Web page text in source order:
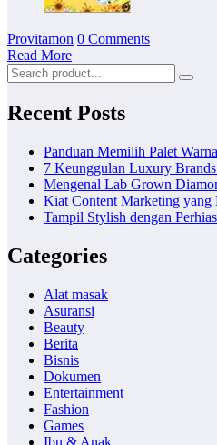
Provitamon 0 Comments
Read More
Recent Posts
Panduan Memilih Palet
7 Keunggulan Luxury
Mengenal Lab Grown
Kiat Content Marketing
Tampil Stylish dengan
Categories
Alat masak
Asuransi
Beauty
Berita
Bisnis
Dokumen
Entertainment
Fashion
Games
Ibu & Anak